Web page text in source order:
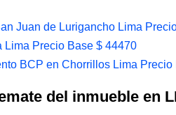
Juan de Lurigancho Lima
Lima Precio Base $ 44470
BCP en Chorrillos Lima Precio
del inmueble en